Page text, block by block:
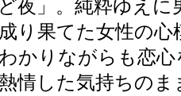
夜」。純粋ゆえに
り果てた女性の心
かりながらも恋
情した気持ちの